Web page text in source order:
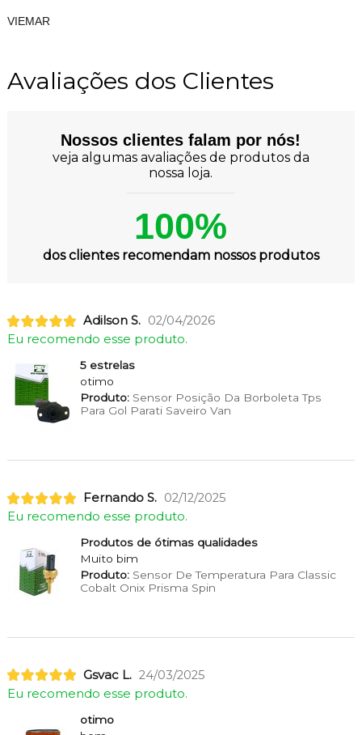
VIEMAR
Avaliações dos Clientes
Nossos clientes falam por nós!
veja algumas avaliações de produtos da
nossa loja.
100%
dos clientes recomendam nossos produtos
Adilson S. 02/04/2026
Eu recomendo esse produto.
5 estrelas
otimo
Produto:Sensor Posição Da Borboleta Tps
Para Gol Parati Saveiro Van
Fernando S. 02/12/2025
Eu recomendo esse produto.
Produtos de ótimas qualidades
Muito bim
Produto:Sensor De Temperatura Para Classic
Cobalt Onix Prisma Spin
Gsvac L. 24/03/2025
Eu recomendo esse produto.
otimo